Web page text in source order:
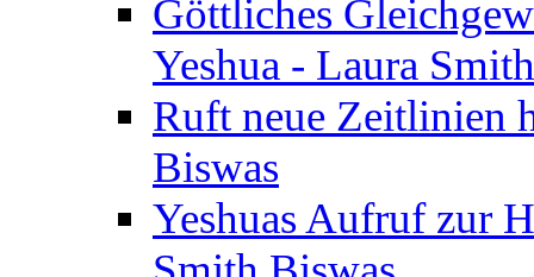
Göttliches
Yeshua - Laura
Ruft neue Zeitlinien
Biswas
Yeshuas Aufruf zur